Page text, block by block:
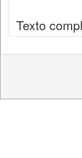
Texto